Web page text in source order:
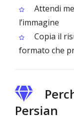
Attendi
l’immagine
Copia il
formato che
Persian